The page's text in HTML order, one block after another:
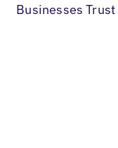
Businesses